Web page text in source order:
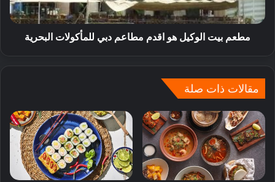
مطعم بيت الوكيل هو اقدم مطاعم دبي للمأكولات البحرية
مقالات ذات صلة